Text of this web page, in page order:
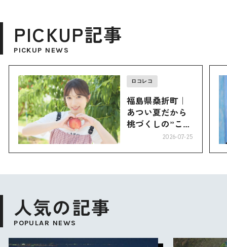
PICKUP記事
PICKUP NEWS
ロコレコ
福島県桑折町｜
あつい夏だから
桃づくしの”こお
2026-07-25
人気の記事
POPULAR NEWS